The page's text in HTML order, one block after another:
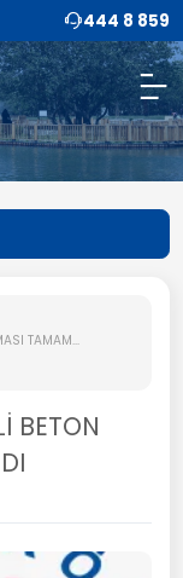
444 8 859
TAMAM...
BETON